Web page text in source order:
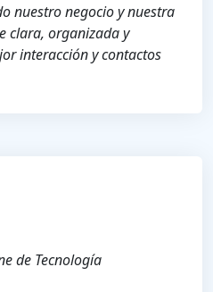
nuestro negocio y nuestra
clara, organizada y
interacción y contactos
de Tecnología